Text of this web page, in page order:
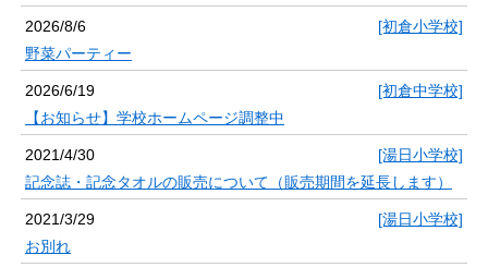
2026/8/6
[初倉小学校]
野菜パーティー
2026/6/19
[初倉中学校]
【お知らせ】学校ホームページ調整中
2021/4/30
[湯日小学校]
記念誌・記念タオルの販売について（販売期間を延長します）
2021/3/29
[湯日小学校]
お別れ